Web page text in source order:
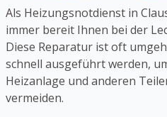
Als Heizungsnotdienst in
immer bereit Ihnen bei der
Diese Reparatur ist oft
schnell ausgeführt werden,
Heizanlage und anderen
vermeiden.